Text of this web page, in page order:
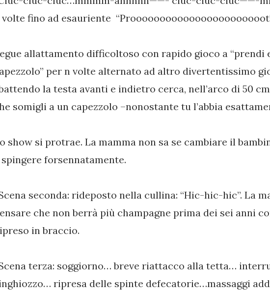
volte fino ad esauriente
allattamento difficoltoso con rapido gioco a “prendi
per n volte alternato ad altro divertentissimo
la testa avanti e indietro cerca, nell’arco di 50
somigli a un capezzolo –nonostante tu l’abbia
show si protrae. La mamma non sa se cambiare il
spingere forsennatamente.
seconda: rideposto nella cullina: “Hic-hic-hic”. La
che non berrà più champagne prima dei sei anni
in braccio.
terza: soggiorno… breve riattacco alla tetta…
ripresa delle spinte defecatorie…massaggi